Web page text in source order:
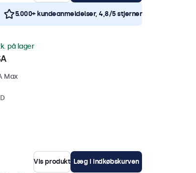
5.000+ kundeanmeldelser, 4,8/5 stjerner
på lager
Max
Vis produkt Læg i indkøbskurven